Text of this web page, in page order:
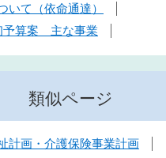
いて（依命通達）
予算案 主な事業
類似ページ
計画・介護保険事業計画